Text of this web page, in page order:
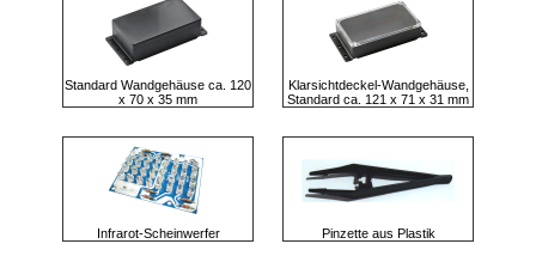
Standard Wandgehäuse ca. 120
x 70 x 35 mm
Klarsichtdeckel-Wandgehäuse,
Standard ca. 121 x 71 x 31 mm
Infrarot-Scheinwerfer Pinzette aus Plastik